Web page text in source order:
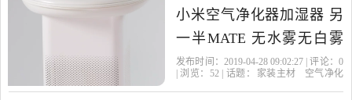
货。
小米空气净化器加湿器 另
一半MATE 无水雾无白雾
柿饼 干燥 大容量是2019年
发布时间：2019-04-28 09:02:27 | 评论： 0
| 浏览： 52| 话题： 家装主材
空气净化